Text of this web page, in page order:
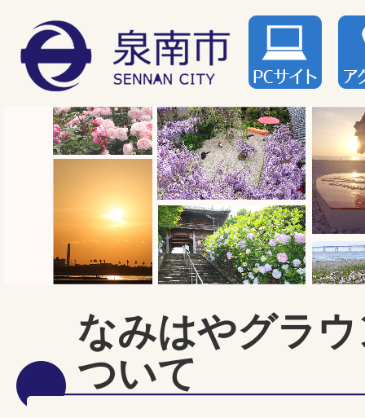
なみはやグラ
ついて